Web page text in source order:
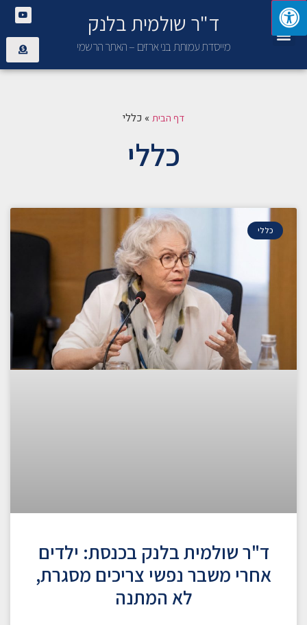
ד"ר שולמית בלנק
מייסדת עמותת בני ארזים – האתר הרשמי
דף הבית » כללי
כללי
כללי
ד"ר שולמית בלנק בכנסת: ילדים
אחרי משבר נפשי צריכים מסגרת,
לא המתנה